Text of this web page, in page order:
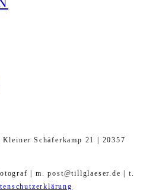
Schäferkamp 21 | 20357
| m. post@tillglaeser.de | t.